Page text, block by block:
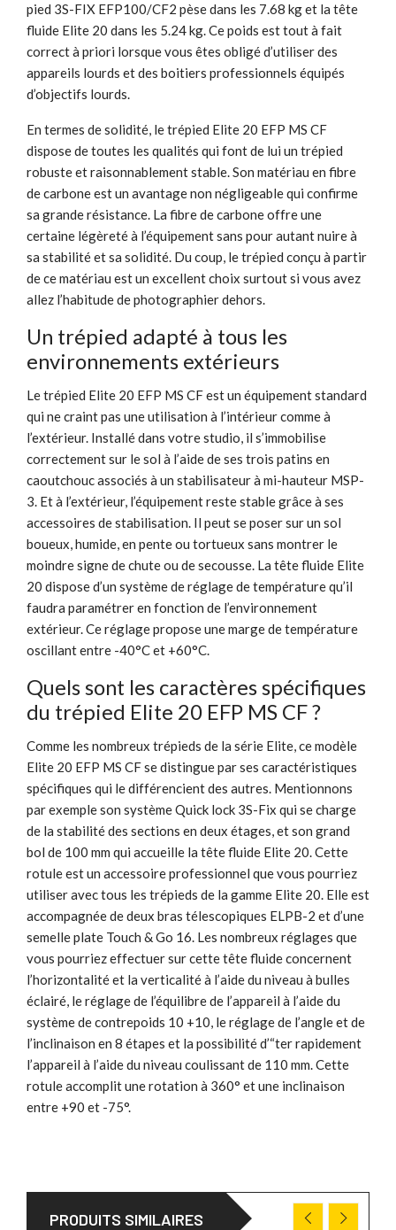
pied 3S-FIX EFP100/CF2 pèse dans les 7.68 kg et la tête
fluide Elite 20 dans les 5.24 kg. Ce poids est tout à fait
correct à priori lorsque vous êtes obligé d’utiliser des
appareils lourds et des boitiers professionnels équipés
d’objectifs lourds.
En termes de solidité, le trépied Elite 20 EFP MS CF
dispose de toutes les qualités qui font de lui un trépied
robuste et raisonnablement stable. Son matériau en fibre
de carbone est un avantage non négligeable qui confirme
sa grande résistance. La fibre de carbone offre une
certaine légèreté à l’équipement sans pour autant nuire à
sa stabilité et sa solidité. Du coup, le trépied conçu à partir
de ce matériau est un excellent choix surtout si vous avez
allez l’habitude de photographier dehors.
Un trépied adapté à tous les
environnements extérieurs
Le trépied Elite 20 EFP MS CF est un équipement standard
qui ne craint pas une utilisation à l’intérieur comme à
l’extérieur. Installé dans votre studio, il s’immobilise
correctement sur le sol à l’aide de ses trois patins en
caoutchouc associés à un stabilisateur à mi-hauteur MSP-
3. Et à l’extérieur, l’équipement reste stable grâce à ses
accessoires de stabilisation. Il peut se poser sur un sol
boueux, humide, en pente ou tortueux sans montrer le
moindre signe de chute ou de secousse. La tête fluide Elite
20 dispose d’un système de réglage de température qu’il
faudra paramétrer en fonction de l’environnement
extérieur. Ce réglage propose une marge de température
oscillant entre -40°C et +60°C.
Quels sont les caractères spécifiques
du trépied Elite 20 EFP MS CF ?
Comme les nombreux trépieds de la série Elite, ce modèle
Elite 20 EFP MS CF se distingue par ses caractéristiques
spécifiques qui le différencient des autres. Mentionnons
par exemple son système Quick lock 3S-Fix qui se charge
de la stabilité des sections en deux étages, et son grand
bol de 100 mm qui accueille la tête fluide Elite 20. Cette
rotule est un accessoire professionnel que vous pourriez
utiliser avec tous les trépieds de la gamme Elite 20. Elle est
accompagnée de deux bras télescopiques ELPB-2 et d’une
semelle plate Touch & Go 16. Les nombreux réglages que
vous pourriez effectuer sur cette tête fluide concernent
l’horizontalité et la verticalité à l’aide du niveau à bulles
éclairé, le réglage de l’équilibre de l’appareil à l’aide du
système de contrepoids 10 +10, le réglage de l’angle et de
l’inclinaison en 8 étapes et la possibilité d’“ter rapidement
l’appareil à l’aide du niveau coulissant de 110 mm. Cette
rotule accomplit une rotation à 360° et une inclinaison
entre +90 et -75°.
PRODUITS SIMILAIRES